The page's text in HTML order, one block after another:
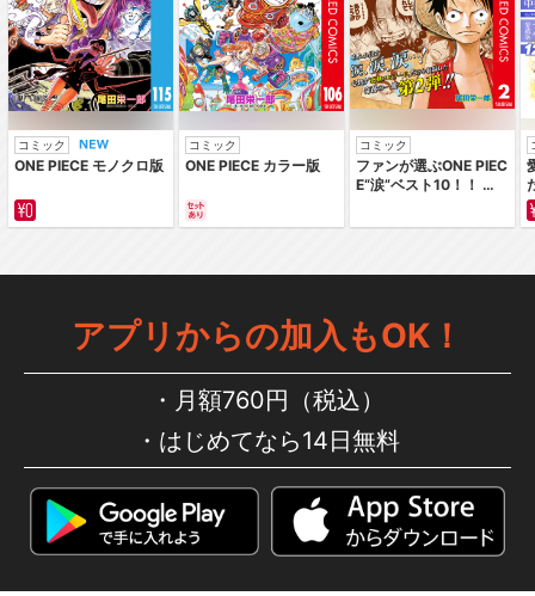
コミック
ONE PIECE モノクロ版
コミック
ONE PIECE カラー版
コミック
ファンが選ぶONE PIEC
E“涙”ベスト10！！ ～
編～ カラー版
アプリからの加入もOK！
月額760円（税込）
はじめてなら14日無料